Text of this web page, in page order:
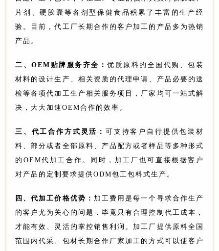
片剂、硬胶囊等各剂型保健食品积累了丰富的生产经
验。目前，代工厂长期合作的客户加工的产品多为热销
产品。
二、OEM贴牌服务齐全：优质原料的全国代购、包装
材料的设计生产、相关资质的代理申请、产品必要的送
检等各项代加工生产相关服务项目，厂家均可一站式解
决，大大加速OEM合作的效率。
三、代工合作方式灵活： 可支持客户自行提供包装材
料、部分或者全部原料、产品配方或者样品等多种形式
的OEM代加工合作。同时，加工厂也可直接根据客户
对产品的定制要求提供ODM包工包料式生产。
四、代加工价格优势： 加工费用是每一个寻求合作生产
的客户尤为关心的问题，毕竟只有合理控制代工成本，
才能有效、灵活的掌控销售利润。加工厂提供原料全国
范围内代采、包材长期合作厂家加工的方式可以使客户